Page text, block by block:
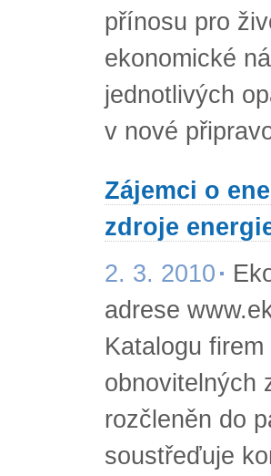
přínosu pro
ekonomické
jednotlivých
v nové
Zájemci o
zdroje
2. 3. 2010
adrese
Katalogu
obnovitelných
rozčleněn do
soustřeďuje